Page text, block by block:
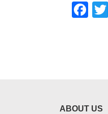
ABOUT US